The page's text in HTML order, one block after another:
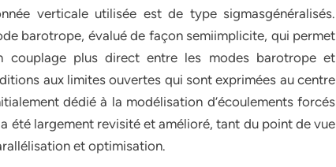
verticale utilisée est de type sigmasgénéralisés.
barotrope, évalué de façon semiimplicite, qui permet
couplage plus direct entre les modes barotrope et
aux limites ouvertes qui sont exprimées au centre
dédié à la modélisation d’écoulements forcés
été largement revisité et amélioré, tant du point de vue
et optimisation.